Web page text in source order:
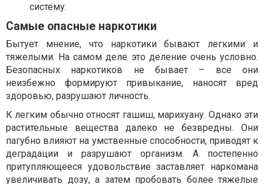
систему.
Самые опасные наркотики
Бытует мнение, что наркотики бывают легкими и
тяжелыми. На самом деле это деление очень условно.
Безопасных наркотиков не бывает – все они
неизбежно формируют привыкание, наносят вред
здоровью, разрушают личность.
К легким обычно относят гашиш, марихуану. Однако эти
растительные вещества далеко не безвредны. Они
пагубно влияют на умственные способности, приводят к
деградации и разрушают организм. А постепенно
притупляющееся удовольствие заставляет наркомана
увеличивать дозу, а затем пробовать более тяжелые